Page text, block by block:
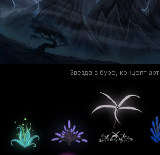
Звезда в буре, концепт арт